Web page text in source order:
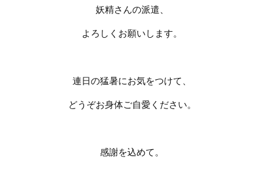
妖精さんの派遣、
よろしくお願いします。
連日の猛暑にお気をつけて、
どうぞお身体ご自愛ください。
感謝を込めて。